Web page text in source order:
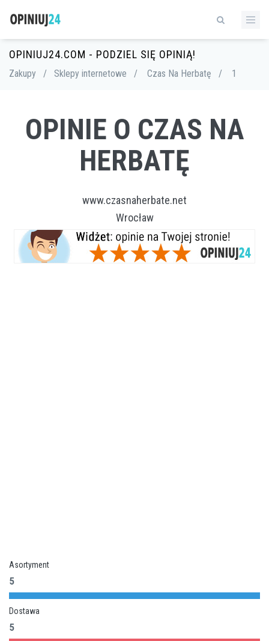
OPINIUJ24.COM - PODZIEL SIĘ OPINIĄ!
Zakupy / Sklepy internetowe / Czas Na Herbatę / 1
OPINIE O CZAS NA
HERBATĘ
www.czasnaherbate.net
Wrocław
Asortyment
5
Dostawa
5